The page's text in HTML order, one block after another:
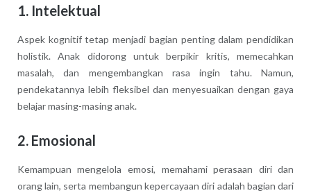
1. Intelektual
Aspek kognitif tetap menjadi bagian penting dalam pendidikan
holistik. Anak didorong untuk berpikir kritis, memecahkan
masalah, dan mengembangkan rasa ingin tahu. Namun,
pendekatannya lebih fleksibel dan menyesuaikan dengan gaya
belajar masing-masing anak.
2. Emosional
Kemampuan mengelola emosi, memahami perasaan diri dan
orang lain, serta membangun kepercayaan diri adalah bagian dari